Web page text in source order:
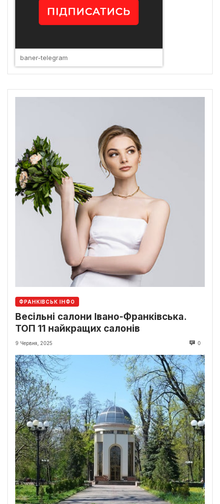
baner-telegram
ФРАНКІВСЬК ІНФО
Весільні салони Івано-Франківська.
ТОП 11 найкращих салонів
9 Червня, 2025 0